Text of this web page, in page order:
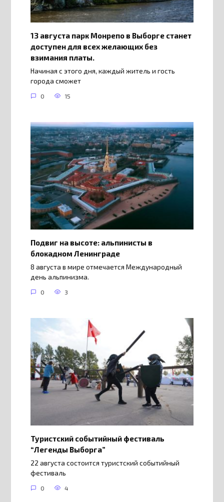
13 августа парк Монрепо в Выборге станет
доступен для всех желающих без
взимания платы.
Начиная с этого дня, каждый житель и гость
города сможет
0 15
Подвиг на высоте: альпинисты в
блокадном Ленинграде
8 августа в мире отмечается Международный
день альпинизма.
0 3
Туристский событийный фестиваль
“Легенды Выборга”
22 августа состоится туристский событийный
фестиваль
0 4